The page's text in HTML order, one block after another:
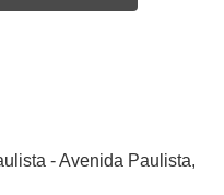
- Avenida Paulista,